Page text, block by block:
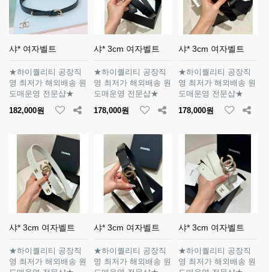
샤* 여자벨트
★하이퀄리티 공장직
영 최저가 해외배송 원
도매운영 전문샵★
182,000원
샤* 3cm 여자벨트
★하이퀄리티 공장직
영 최저가 해외배송 원
도매운영 전문샵★
178,000원
샤* 3cm 여자벨트
★하이퀄리티 공장직
영 최저가 해외배송 원
도매운영 전문샵★
178,000원
샤* 3cm 여자벨트
★하이퀄리티 공장직
영 최저가 해외배송 원
샤* 3cm 여자벨트
★하이퀄리티 공장직
영 최저가 해외배송 원
샤* 3cm 여자벨트
★하이퀄리티 공장직
영 최저가 해외배송 원